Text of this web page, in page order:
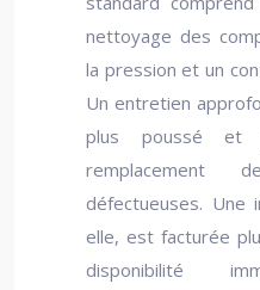
nettoyage des
la pression et un
Un entretien
plus poussé et
remplacement
défectueuses. Une
elle, est facturée
disponibilité